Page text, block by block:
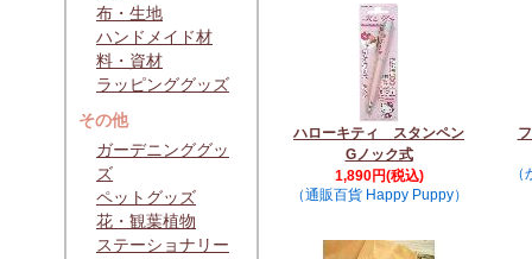
布・生地
ハンドメイド材
料・資材
ラッピンググッズ
その他
ガーデニンググッ
ズ
ペットグッズ
花・観葉植物
ステーショナリー
ハローキティ スタンペン
Gノック式
1,890円(税込)
（通販百貨 Happy Puppy）